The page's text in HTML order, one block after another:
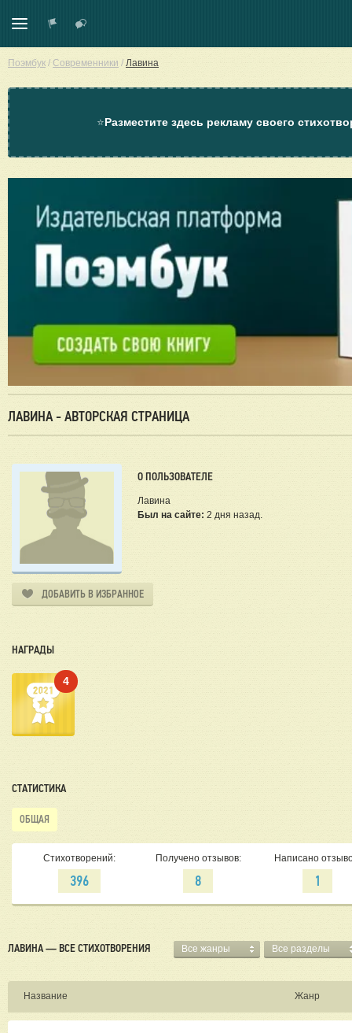
Поэмбук / Современники / Лавина
⭐Разместите здесь рекламу своего
ЛАВИНА - АВТОРСКАЯ СТРАНИЦА
О ПОЛЬЗОВАТЕЛЕ
Лавина
Был на сайте: 2 дня назад.
ДОБАВИТЬ В ИЗБРАННОЕ
НАГРАДЫ
4
СТАТИСТИКА
ОБЩАЯ
Стихотворений:
396
Получено отзывов:
8
Написано
1
ЛАВИНА — ВСЕ СТИХОТВОРЕНИЯ Все жанры Все разделы
Название Жанр